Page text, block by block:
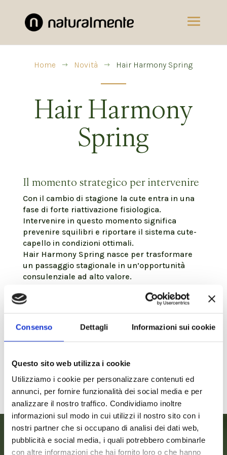
Consenso Dettagli Informazioni sui cookie
Questo sito web utilizza i cookie
Utilizziamo i cookie per personalizzare contenuti ed
annunci, per fornire funzionalità dei social media e per
analizzare il nostro traffico. Condividiamo inoltre
informazioni sul modo in cui utilizzi il nostro sito con i
nostri partner che si occupano di analisi dei dati web,
pubblicità e social media, i quali potrebbero combinarle
con altre informazioni che hai fornito loro o che hanno
Home $ Novità $ Hair Harmony Spring
Hair Harmony
Spring
Il momento strategico per intervenire
Con il cambio di stagione la cute entra in una
fase di forte riattivazione fisiologica.
Intervenire in questo momento significa
prevenire squilibri e riportare il sistema cute-
capello in condizioni ottimali.
Hair Harmony Spring nasce per trasformare
un passaggio stagionale in un’opportunità
consulenziale ad alto valore.
LA SOLUZIONE? IL PERCORSO IN
BLOOM
Hair Harmony Spring è l’appuntamento
nelle condizioni ideali per generare un capello
sano, forte e armonico.